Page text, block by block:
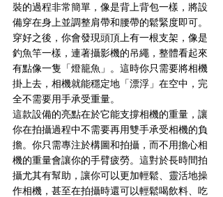
裝的過程非常簡單，像是背上背包一樣，將設
備穿在身上並調整肩帶和腰帶的鬆緊度即可。
穿好之後，你會發現頭頂上有一根支架，像是
釣魚竿一樣，連著攝影機的吊繩，整體看起來
有點像一隻「燈籠魚」。這時你只需要將相機
掛上去，相機就能穩定地「漂浮」在空中，完
全不需要用手承受重量。
這款設備的亮點在於它能支撐相機的重量，讓
你在拍攝過程中不需要再用雙手承受相機的負
擔。你只需專注於構圖和拍攝，而不用擔心相
機的重量會讓你的手臂疲勞。這對於長時間拍
攝尤其有幫助，讓你可以更加輕鬆、靈活地操
作相機，甚至在拍攝時還可以輕鬆喝飲料、吃